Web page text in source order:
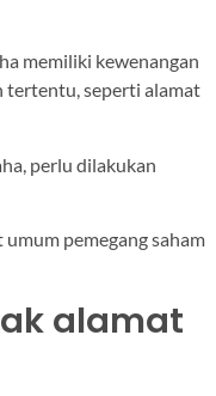
memiliki kewenangan
tertentu, seperti alamat
perlu dilakukan
pemegang saham
alamat